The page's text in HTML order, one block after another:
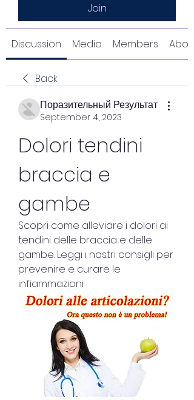
Join
Discussion Media Members About
Back
Поразительный Результат
September 4, 2023
Dolori tendini
braccia e
gambe
Scopri come alleviare i dolori ai
tendini delle braccia e delle
gambe. Leggi i nostri consigli per
prevenire e curare le
infiammazioni.